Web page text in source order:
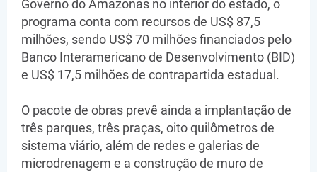
Governo do Amazonas no interior do estado, o
programa conta com recursos de US$ 87,5
milhões, sendo US$ 70 milhões financiados pelo
Banco Interamericano de Desenvolvimento (BID)
e US$ 17,5 milhões de contrapartida estadual.
O pacote de obras prevê ainda a implantação de
três parques, três praças, oito quilômetros de
sistema viário, além de redes e galerias de
microdrenagem e a construção de muro de